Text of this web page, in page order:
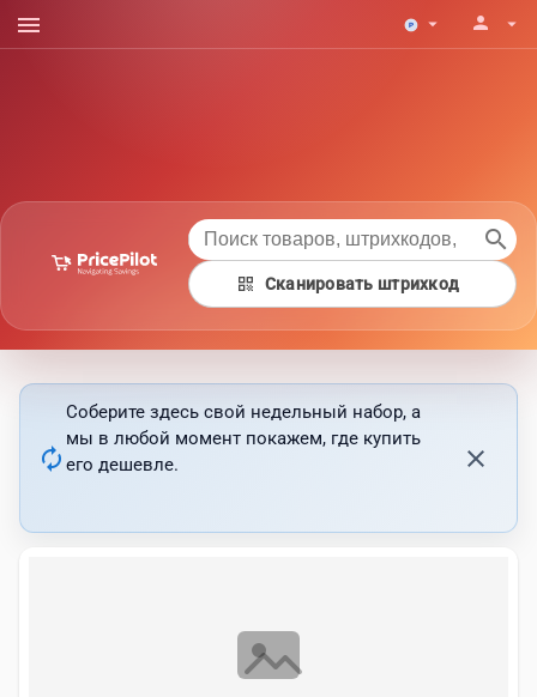
menu arrow_drop_down person arrow_drop_down
search
qr_code Сканировать штрихкод
autorenew
Соберите здесь свой недельный набор, а
мы в любой момент покажем, где купить
его дешевле.
close